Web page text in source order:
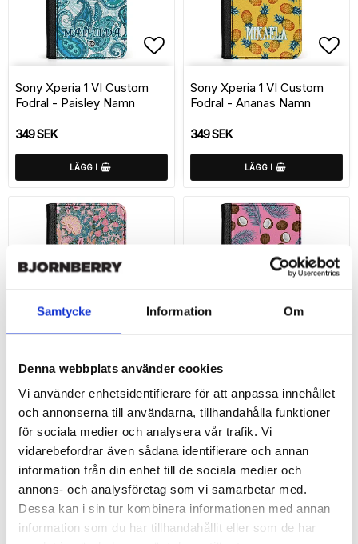
Samtycke Information Om
Denna webbplats använder cookies
Vi använder enhetsidentifierare för att anpassa innehållet
och annonserna till användarna, tillhandahålla funktioner
för sociala medier och analysera vår trafik. Vi
vidarebefordrar även sådana identifierare och annan
information från din enhet till de sociala medier och
annons- och analysföretag som vi samarbetar med.
Dessa kan i sin tur kombinera informationen med annan
information som du har tillhandahållit eller som de har
Lägg till i favoritlistan
Sony Xperia 1 VI Custom
Fodral - Paisley Namn
349 SEK
LÄGG I
Sony Xperia 1 VI Custom
Fodral - Ananas Namn
349 SEK
LÄGG I
Lägg till i favoritlistan
Fodral - Fantasy Namn
349 SEK
LÄGG I
Sony Xperia 1 VI Custom
Fodral - Tropiskt Namn
349 SEK
LÄGG I